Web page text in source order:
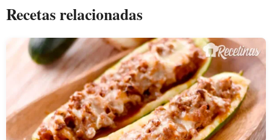
Recetas relacionadas